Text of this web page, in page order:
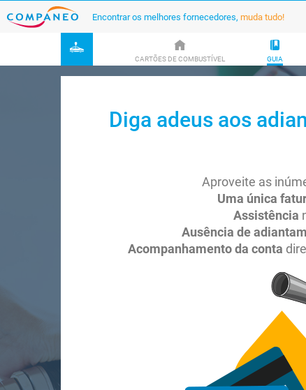
Encontrar os melhores fornecedores, muda tudo!
CARTÕES DE COMBUSTÍVEL GUIA
Diga adeus aos
Aproveite as
Uma única
Assistência
Ausência de
Acompanhamento da conta